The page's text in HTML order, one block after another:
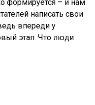
формируется – и нам
написать свои
впереди у
этап. Что люди